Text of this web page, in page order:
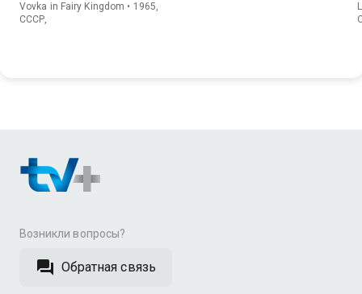
Vovka in Fairy Kingdom • 1965,
СССР,
Возникли вопросы?
Обратная связь